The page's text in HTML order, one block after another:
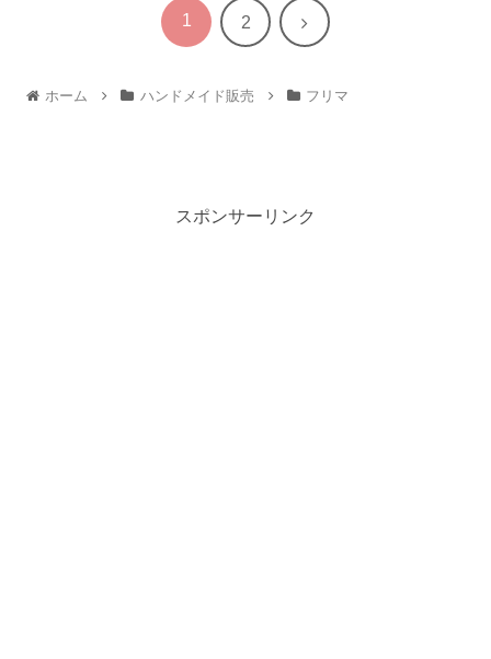
1 2 次
ホーム ハンドメイド販売 フリマ
スポンサーリンク